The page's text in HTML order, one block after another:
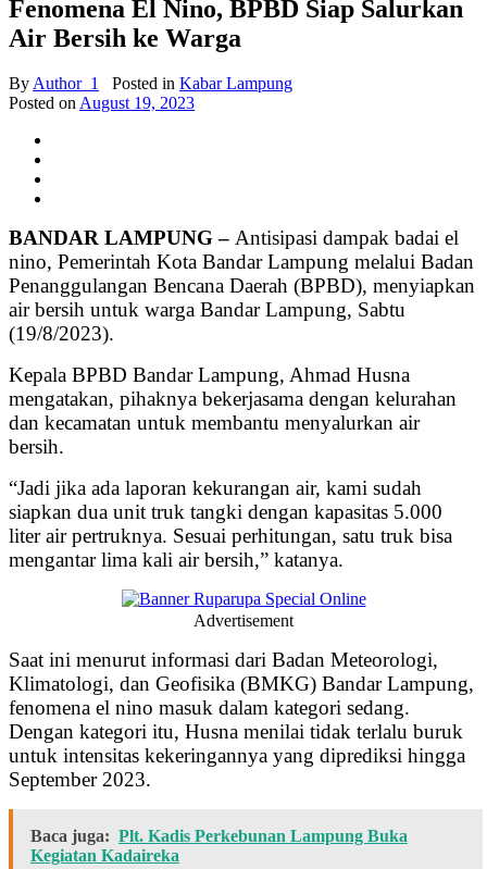
Fenomena El Nino, BPBD Siap Salurkan
Air Bersih ke Warga
ByAuthor_1 Posted in Kabar Lampung
Posted onAugust 19, 2023
BANDAR LAMPUNG – Antisipasi dampak badai el
nino, Pemerintah Kota Bandar Lampung melalui Badan
Penanggulangan Bencana Daerah (BPBD), menyiapkan
air bersih untuk warga Bandar Lampung, Sabtu
(19/8/2023).
Kepala BPBD Bandar Lampung, Ahmad Husna
mengatakan, pihaknya bekerjasama dengan kelurahan
dan kecamatan untuk membantu menyalurkan air
bersih.
“Jadi jika ada laporan kekurangan air, kami sudah
siapkan dua unit truk tangki dengan kapasitas 5.000
liter air pertruknya. Sesuai perhitungan, satu truk bisa
mengantar lima kali air bersih,” katanya.
Advertisement
Saat ini menurut informasi dari Badan Meteorologi,
Klimatologi, dan Geofisika (BMKG) Bandar Lampung,
fenomena el nino masuk dalam kategori sedang.
Dengan kategori itu, Husna menilai tidak terlalu buruk
untuk intensitas kekeringannya yang diprediksi hingga
September 2023.
Baca juga: Plt. Kadis Perkebunan Lampung Buka
Kegiatan Kadaireka